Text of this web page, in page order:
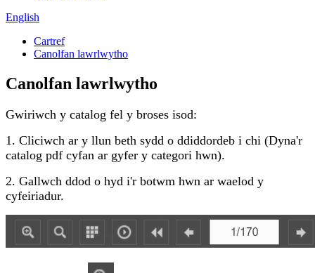
English
Cartref
Canolfan lawrlwytho
Canolfan lawrlwytho
Gwiriwch y catalog fel y broses isod:
1. Cliciwch ar y llun beth sydd o ddiddordeb i chi (Dyna'r
catalog pdf cyfan ar gyfer y categori hwn).
2. Gallwch ddod o hyd i'r botwm hwn ar waelod y
cyfeiriadur.